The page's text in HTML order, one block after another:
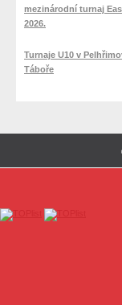
mezinárodní turnaj
2026.
Turnaje U10 v
Táboře